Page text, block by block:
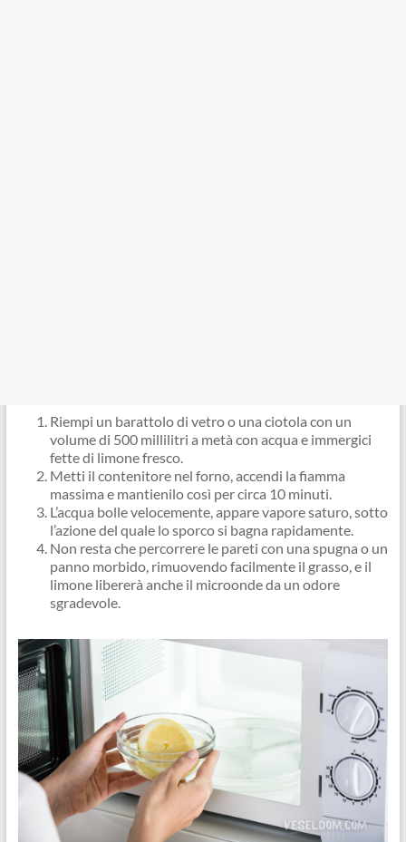
Riempi un barattolo di vetro o una ciotola con un
volume di 500 millilitri a metà con acqua e immergici
fette di limone fresco.
Metti il ​​contenitore nel forno, accendi la fiamma
massima e mantienilo così per circa 10 minuti.
L’acqua bolle velocemente, appare vapore saturo, sotto
l’azione del quale lo sporco si bagna rapidamente.
Non resta che percorrere le pareti con una spugna o un
panno morbido, rimuovendo facilmente il grasso, e il
limone libererà anche il microonde da un odore
sgradevole.